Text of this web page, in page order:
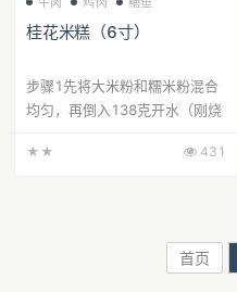
桂花米糕（6寸）
步骤1先将大米粉和糯米粉混合
均匀，再倒入138克开水（刚烧
用手搓成粉状，最后可以攥成
★★ 431
首页